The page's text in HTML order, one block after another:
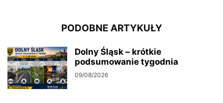
PODOBNE ARTYKUŁY
Dolny Śląsk – krótkie
podsumowanie tygodnia
09/08/2026